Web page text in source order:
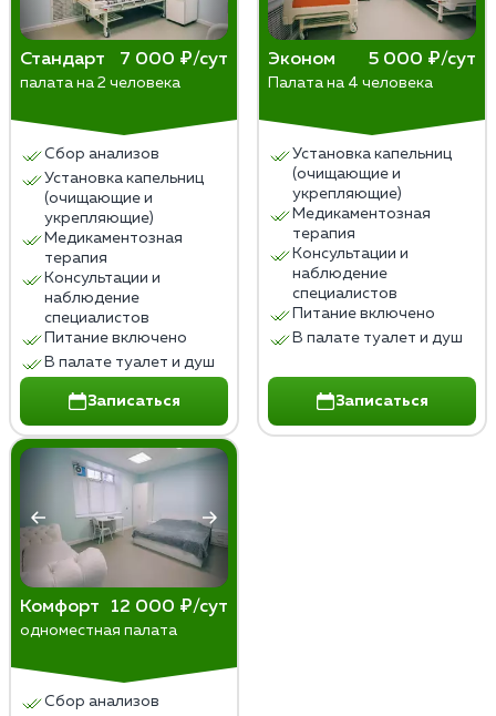
Стандарт 7 000 ₽/сут
палата на 2 человека
Сбор анализов
Установка капельниц
(очищающие и
укрепляющие)
Медикаментозная
терапия
Консультации и
наблюдение
специалистов
Питание включено
В палате туалет и душ
Записаться
Эконом 5 000 ₽/сут
Палата на 4 человека
Установка капельниц
(очищающие и
укрепляющие)
Медикаментозная
терапия
Консультации и
наблюдение
специалистов
Питание включено
В палате туалет и душ
Записаться
Комфорт 12 000 ₽/сут
одноместная палата
Сбор анализов